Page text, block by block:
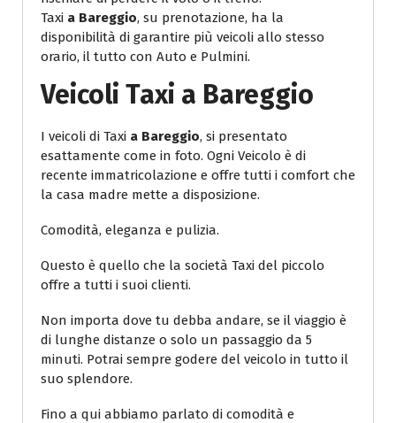
Taxi a Bareggio, su prenotazione, ha la
disponibilità di garantire più veicoli allo stesso
orario, il tutto con Auto e Pulmini.
Veicoli Taxi a Bareggio
I veicoli di Taxi a Bareggio, si presentato
esattamente come in foto. Ogni Veicolo è di
recente immatricolazione e offre tutti i comfort che
la casa madre mette a disposizione.
Comodità, eleganza e pulizia.
Questo è quello che la società Taxi del piccolo
offre a tutti i suoi clienti.
Non importa dove tu debba andare, se il viaggio è
di lunghe distanze o solo un passaggio da 5
minuti. Potrai sempre godere del veicolo in tutto il
suo splendore.
Fino a qui abbiamo parlato di comodità e